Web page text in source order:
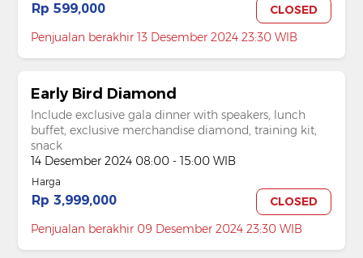
Rp 599,000
CLOSED
Penjualan berakhir 13 Desember 2024 23:30 WIB
Early Bird Diamond
Include exclusive gala dinner with speakers, lunch
buffet, exclusive merchandise diamond, training kit,
snack
14 Desember 2024 08:00 - 15:00 WIB
Harga
Rp 3,999,000
CLOSED
Penjualan berakhir 09 Desember 2024 23:30 WIB